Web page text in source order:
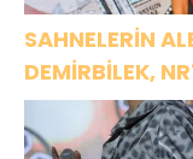
SAHNELERİN
DEMİRBİLEK,
ASSOLİST